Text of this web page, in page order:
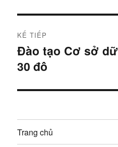
u
h
ư
ớ
g
i
t
r
ư
ớ
c
KẾ TIẾP
B
à
t
ế
p
Đào tạo Cơ sở
30 đô
Trang chủ